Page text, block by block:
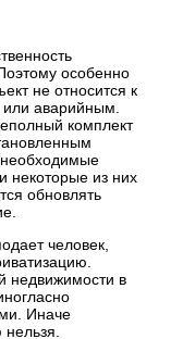
особенно
не относится к
аварийным.
комплект
некоторые из них
обновлять
человек,
недвижимости в
Иначе